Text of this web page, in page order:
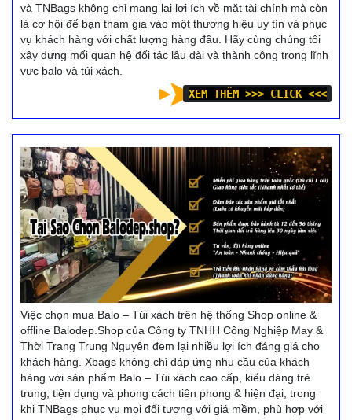
và TNBags không chỉ mang lại lợi ích về mặt tài chính mà còn
là cơ hội để bạn tham gia vào một thương hiệu uy tín và phục
vụ khách hàng với chất lượng hàng đầu. Hãy cùng chúng tôi
xây dựng mối quan hệ đối tác lâu dài và thành công trong lĩnh
vực balo và túi xách.
XEM THÊM >>> CLICK <<<
Việc chọn mua Balo – Túi xách trên hệ thống Shop online &
offline Balodep.Shop của Công ty TNHH Công Nghiệp May &
Thời Trang Trung Nguyên đem lại nhiều lợi ích đáng giá cho
khách hàng. Xbags không chỉ đáp ứng nhu cầu của khách
hàng với sản phẩm Balo – Túi xách cao cấp, kiểu dáng trẻ
trung, tiện dụng và phong cách tiên phong & hiện đại, trong
khi TNBags phục vụ mọi đối tượng với giá mềm, phù hợp với